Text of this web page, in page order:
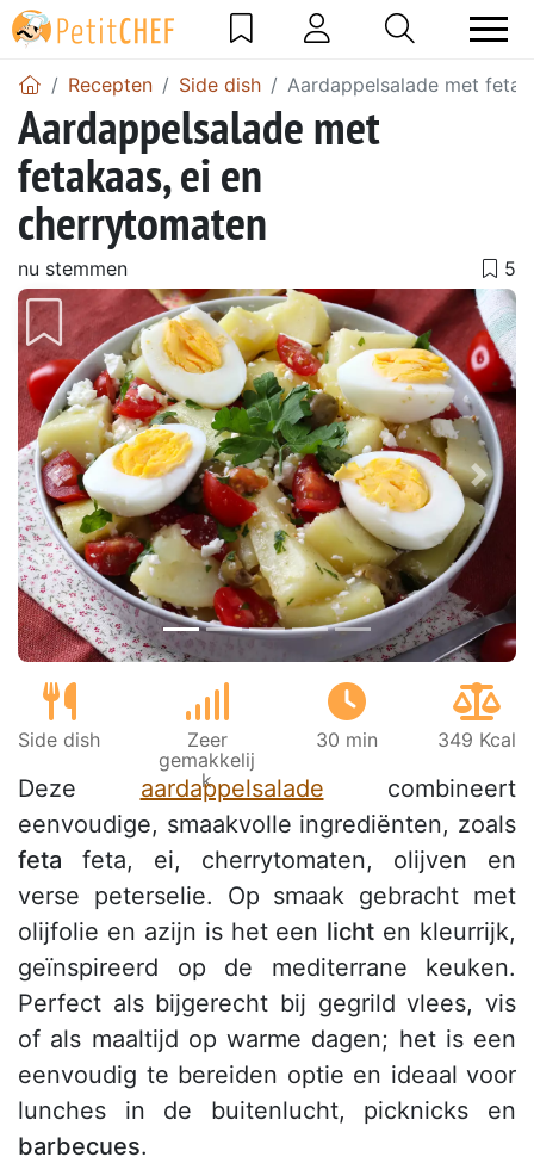
Recepten Side dish Aardappelsalade met
Aardappelsalade met
fetakaas, ei en
cherrytomaten
nu stemmen
Vorig
Side dish
Zeer
gemakkelij
k
30 min 349 Kcal
Deze aardappelsalade combineert
eenvoudige, smaakvolle ingrediënten, zoals
feta feta, ei, cherrytomaten, olijven en
verse peterselie. Op smaak gebracht met
olijfolie en azijn is het een licht en kleurrijk,
geïnspireerd op de mediterrane keuken.
Perfect als bijgerecht bij gegrild vlees, vis
of als maaltijd op warme dagen; het is een
eenvoudig te bereiden optie en ideaal voor
lunches in de buitenlucht, picknicks en
barbecues.